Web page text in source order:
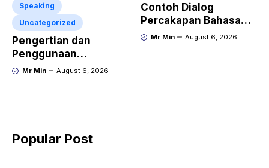
Speaking
Uncategorized
Pengertian dan
Penggunaan
“Expressing Certainty
Mr Min August 6, 2026
Contoh Dialog
Percakapan Bahasa
Inggris tentang
Mr Min August 6, 2026
Popular Post